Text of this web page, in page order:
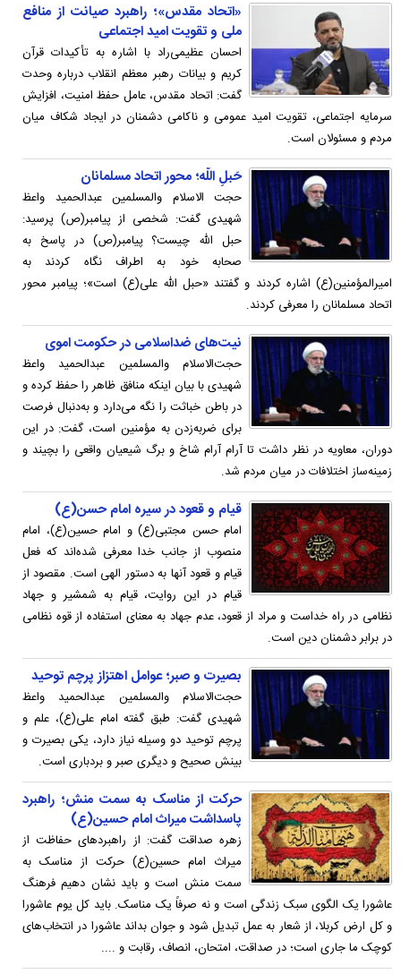
«اتحاد مقدس»؛ راهبرد صیانت از منافع
ملی و تقویت امید اجتماعی
احسان عظیمی‌راد با اشاره به تأکیدات قرآن
کریم و بیانات رهبر معظم انقلاب درباره وحدت
گفت: اتحاد مقدس، عامل حفظ امنیت، افزایش
سرمایه اجتماعی، تقویت امید عمومی و ناکامی دشمنان در ایجاد شکاف میان
مردم و مسئولان است.
حَبلِ اللَّه؛ محور اتحاد مسلمانان
حجت الاسلام والمسلمین عبدالحمید واعظ
شهیدی گفت: شخصی از پیامبر(ص) پرسید:
حبل الله چیست؟ پیامبر(ص) در پاسخ به
صحابه خود به اطراف نگاه کردند به
امیرالمؤمنین(ع) اشاره کردند و گفتند «حبل الله علی(ع) است»؛ پیامبر محور
اتحاد مسلمانان را معرفی کردند.
نیت‌های ضداسلامی در حکومت اموی
حجت‌الاسلام والمسلمین عبدالحمید واعظ
شهیدی با بیان اینکه منافق ظاهر را حفظ کرده و
در باطن خباثت را نگه می‌دارد و به‌دنبال فرصت
برای ضربه‌زدن به مؤمنین است، گفت: در این
دوران، معاویه در نظر داشت تا آرام آرام شاخ و برگ شیعیان واقعی را بچیند و
زمینه‌ساز اختلافات در میان مردم شد.
قیام و قعود در سیره امام حسن(ع)
امام حسن مجتبی(ع) و امام حسین(ع)، امام
منصوب از جانب خدا معرفی شده‌اند که فعل
قیام و قعود آنها به دستور الهی است. مقصود از
قیام در این روایت، قیام به شمشیر و جهاد
نظامی در راه خداست و مراد از قعود، عدم جهاد به معنای استفاده از قوه نظامی
در برابر دشمنان دین است.
بصیرت و صبر؛ عوامل اهتزاز پرچم توحید
حجت‌الاسلام والمسلمین عبدالحمید واعظ
شهیدی گفت: طبق گفته امام علی(ع)، علم و
پرچم توحید دو وسیله نیاز دارد، یکی بصیرت و
بینش صحیح و دیگری صبر و بردباری است.
حرکت از مناسک به سمت منش؛ راهبرد
پاسداشت میراث امام حسین(ع)
زهره صداقت گفت: از راهبردهای حفاظت از
میراث امام حسین(ع) حرکت از مناسک به
سمت منش است و باید نشان دهیم فرهنگ
عاشورا یک الگوی سبک زندگی است و نه صرفاً یک مناسک. باید کل یوم عاشورا
و کل ارض کربلا، از شعار به عمل تبدیل شود و جوان بداند عاشورا در انتخاب‌های
کوچک ما جاری است؛ در صداقت، امتحان، انصاف، رقابت و ....